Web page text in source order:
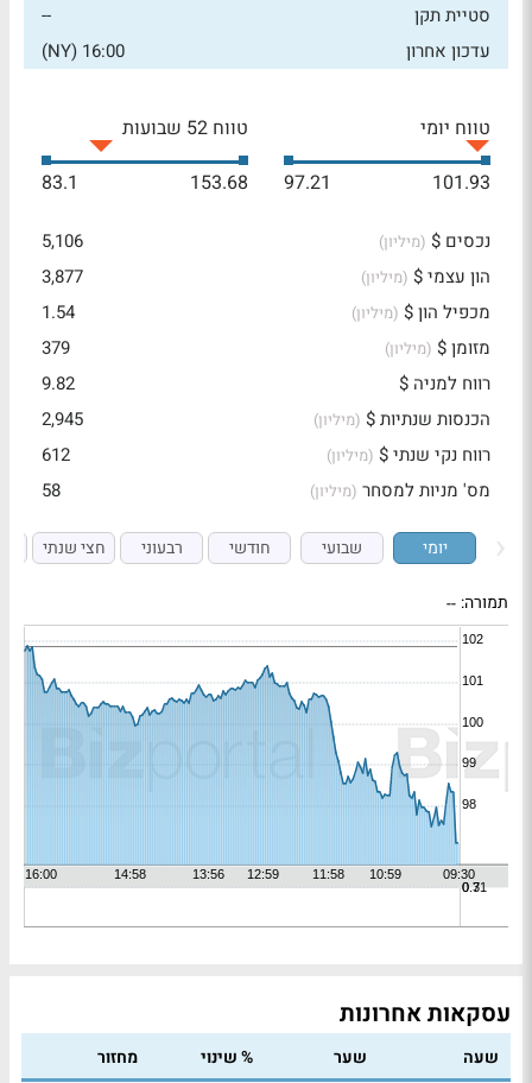
סטיית תקן
--
עדכון אחרון
16:00 (NY)
טווח יומי
101.93
97.21
טווח 52 שבועות
153.68
83.1
נכסים $ (מיליון)
5,106
הון עצמי $ (מיליון)
3,877
מכפיל הון $ (מיליון)
1.54
מזומן $ (מיליון)
379
רווח למניה $
9.82
הכנסות שנתיות $ (מיליון)
2,945
רווח נקי שנתי $ (מיליון)
612
מס' מניות למסחר (מיליון) 58
יומי שבועי חודשי רבעוני חצי שנתי
תמורה: --
עסקאות אחרונות
שעה שער % שינוי
מחזור